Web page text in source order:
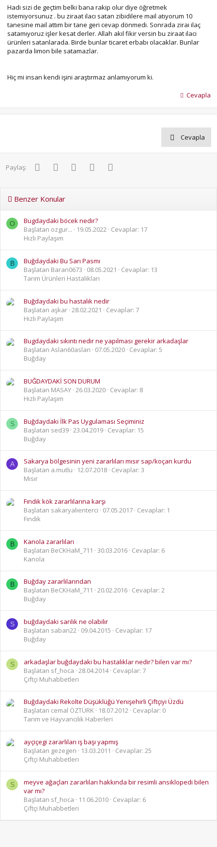
Hadi sizi de geçtim belki bana rakip olur diye öğretmek
istemiyorsunuz . bu ziraat ilacı satan zibidilere mail atıyorum 10
tanesine mail attım bir tane geri cevap dönmedi. Sonrada zirai ilaç
satamıyoruz işler kesat derler. Allah akıl fikir versin bu ziraat ilacı
ürünleri satanlarada. Birde bunlar ticaret erbabı olacaklar. Bunlar
pazarda limon bile satamazlar.
Hiç mi insan kendi işini araştırmaz anlamıyorum ki.
Cevapla
Cevapla
Paylaş: FacebookTwitter PinterestWhatsApp
Benzer Konular
O
Bugdaydaki böcek nedir?
Başlatan ozgur...
19.05.2022 Cevaplar: 17
Hızlı Paylaşım
B
Buğdaydaki Bu Sarı Pasmı
Başlatan Baran0673
08.05.2021
Cevaplar: 13
Tarım Ürünleri Hastalıkları
Buğdaydaki bu hastalık nedir
Başlatan aşkar 28.02.2021
Cevaplar: 7
Hızlı Paylaşım
Bugdaydaki sıkıntı nedir ne yapılması gerekir arkadaşlar
Başlatan Aslan60aslan
07.05.2020 Cevaplar: 5
Buğday
BUĞDAYDAKİ SON DURUM
Başlatan MASAY 26.03.2020 Cevaplar: 8
Hızlı Paylaşım
S
Buğdaydaki İlk Pas Uygulaması Seçiminiz
Başlatan sed39 23.04.2019 Cevaplar: 15
Buğday
A
Sakarya bölgesinin yeni zararlıları mısır sap/koçan kurdu
Başlatan a.mutlu
12.07.2018 Cevaplar: 3
Mısır
Fındık kök zararlılarına karşı
Başlatan sakaryalienterci
07.05.2017 Cevaplar: 1
Fındık
B
Kanola zararlıları
Başlatan BeCKHaM_711
30.03.2016 Cevaplar: 6
Kanola
B
Buğday zararlılarından
Başlatan BeCKHaM_711
20.02.2016 Cevaplar: 2
Buğday
S
buğdaydaki sarılık ne olabilir
Başlatan saban22 09.04.2015
Cevaplar: 17
Buğday
S
arkadaşlar buğdaydaki bu hastalıklar nedir? bilen var mı?
Başlatan sf_hoca
28.04.2014 Cevaplar: 7
Çiftçi Muhabbetleri
Buğdaydaki Rekolte Düşüklüğü Yenişehirli Çiftçiyi Üzdü
Başlatan cemal ÖZTÜRK
18.07.2012 Cevaplar: 0
Tarım ve Hayvancılık Haberleri
ayçiçegi zararlıları iş başı yapmış
Başlatan gezegen
13.03.2011
Cevaplar: 25
Çiftçi Muhabbetleri
S
meyve ağaçları zararlıları hakkında bir resimli ansiklopedi bilen
var mı?
Başlatan sf_hoca
11.06.2010 Cevaplar: 6
Çiftçi Muhabbetleri